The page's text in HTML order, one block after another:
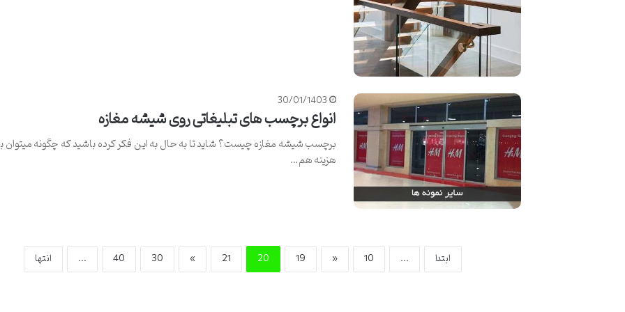
30/01/1403
انواع برچسب ‌های تبلیغاتی روی شیشه مغازه
برچسب شیشه مغازه چیست؟ شاید تا به حال به این فکر کرده باشید که چگونه میتوان
هزینه هم…
ابتدا ...
10
«
19
20
21
»
30
40
... انتها